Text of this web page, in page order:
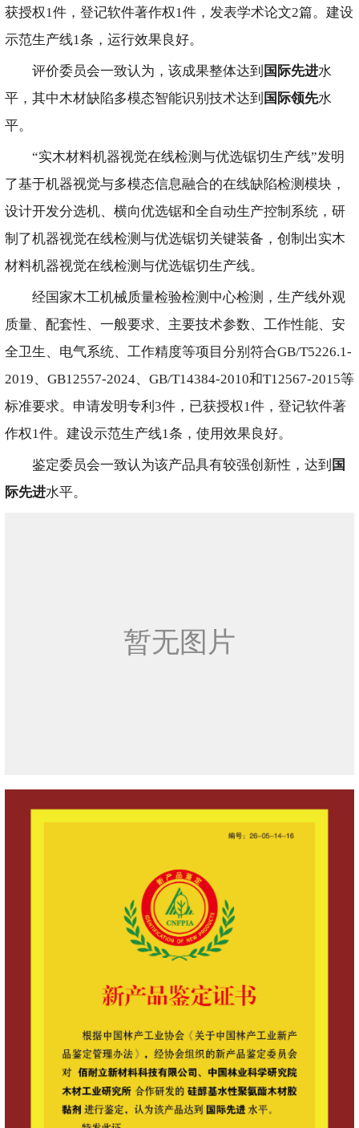
获授权1件，登记软件著作权1件，发表学术论文2篇。建设
示范生产线1条，运行效果良好。
评价委员会一致认为，该成果整体达到 国际先进水
平，其中木材缺陷多模态智能识别技术达到 国际领先水
平。
“实木材料机器视觉在线检测与优选锯切生产线”发明
了基于机器视觉与多模态信息融合的在线缺陷检测模块，
设计开发分选机、横向优选锯和全自动生产控制系统，研
制了机器视觉在线检测与优选锯切关键装备，创制出实木
材料机器视觉在线检测与优选锯切生产线。
经国家木工机械质量检验检测中心检测，生产线外观
质量、配套性、一般要求、主要技术参数、工作性能、安
全卫生、电气系统、工作精度等项目分别符合GB/T5226.1-
2019、GB12557-2024、GB/T14384-2010和T12567-2015等
标准要求。申请发明专利3件，已获授权1件，登记软件著
作权1件。建设示范生产线1条，使用效果良好。
鉴定委员会一致认为该产品具有较强创新性，达到 国
际先进水平。